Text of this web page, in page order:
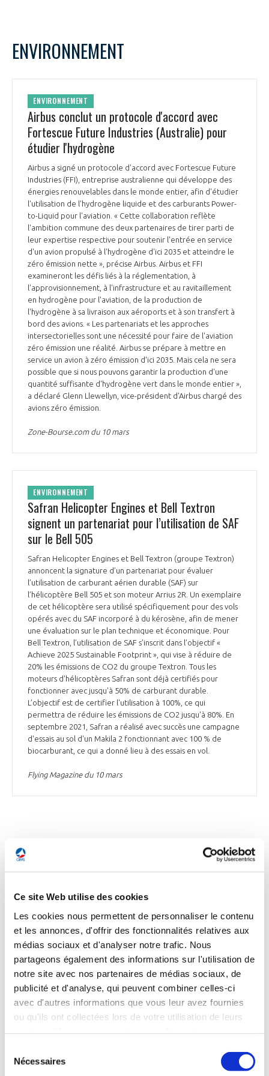
Ce site Web utilise des cookies
Les cookies nous permettent de personnaliser le contenu
et les annonces, d'offrir des fonctionnalités relatives aux
médias sociaux et d'analyser notre trafic. Nous
partageons également des informations sur l'utilisation de
notre site avec nos partenaires de médias sociaux, de
publicité et d'analyse, qui peuvent combiner celles-ci
avec d'autres informations que vous leur avez fournies
ou qu'ils ont collectées lors de votre utilisation de leurs
Nécessaires
ENVIRONNEMENT
ENVIRONNEMENT
Airbus conclut un protocole d'accord avec
Fortescue Future Industries (Australie) pour
étudier l'hydrogène
Airbus a signé un protocole d'accord avec Fortescue Future
Industries (FFI), entreprise australienne qui développe des
énergies renouvelables dans le monde entier, afin d'étudier
l'utilisation de l'hydrogène liquide et des carburants Power-
to-Liquid pour l'aviation. « Cette collaboration reflète
l'ambition commune des deux partenaires de tirer parti de
leur expertise respective pour soutenir l'entrée en service
d'un avion propulsé à l'hydrogène d'ici 2035 et atteindre le
zéro émission nette », précise Airbus. Airbus et FFI
examineront les défis liés à la réglementation, à
l'approvisionnement, à l'infrastructure et au ravitaillement
en hydrogène pour l'aviation, de la production de
l'hydrogène à sa livraison aux aéroports et à son transfert à
bord des avions. « Les partenariats et les approches
intersectorielles sont une nécessité pour faire de l'aviation
zéro émission une réalité. Airbus se prépare à mettre en
service un avion à zéro émission d'ici 2035. Mais cela ne sera
possible que si nous pouvons garantir la production d'une
quantité suffisante d'hydrogène vert dans le monde entier »,
a déclaré Glenn Llewellyn, vice-président d'Airbus chargé des
avions zéro émission.
Zone-Bourse.com du 10 mars
ENVIRONNEMENT
Safran Helicopter Engines et Bell Textron
signent un partenariat pour l’utilisation de SAF
sur le Bell 505
Safran Helicopter Engines et Bell Textron (groupe Textron)
annoncent la signature d’un partenariat pour évaluer
l’utilisation de carburant aérien durable (SAF) sur
l’hélicoptère Bell 505 et son moteur Arrius 2R. Un exemplaire
de cet hélicoptère sera utilisé spécifiquement pour des vols
opérés avec du SAF incorporé à du kérosène, afin de mener
une évaluation sur le plan technique et économique. Pour
Bell Textron, l’utilisation de SAF s’inscrit dans l’objectif «
Achieve 2025 Sustainable Footprint », qui vise à réduire de
20% les émissions de CO2 du groupe Textron. Tous les
moteurs d'hélicoptères Safran sont déjà certifiés pour
fonctionner avec jusqu'à 50% de carburant durable.
L’objectif est de certifier l'utilisation à 100%, ce qui
permettra de réduire les émissions de CO2 jusqu'à 80%. En
septembre 2021, Safran a réalisé avec succès une campagne
d'essais au sol d'un Makila 2 fonctionnant avec 100 % de
biocarburant, ce qui a donné lieu à des essais en vol.
Flying Magazine du 10 mars
INTERNATIONAL
INTERNATIONAL
UE : les Etats-Membres se réunissent à
Versailles
Deux semaines après le début de la guerre en Ukraine, les
chefs d'Etat et de gouvernement des 27 pays membres de
l'Union européenne se réunissent pour deux jours dans le
cadre d'un sommet informel à Versailles. L'objectif est de
tracer les principaux contours du plan de résilience destiné à
accélérer la décarbonation de l'économie. Les enjeux du
renforcement de la Défense européenne devraient aussi
ailleurs ce jeudi sa première réunion de politique monétaire